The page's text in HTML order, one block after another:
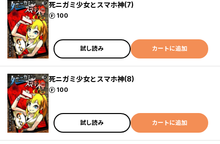
死ニガミ少女とスマホ神(7)
100
ポイント
試し読み カートに追加
死ニガミ少女とスマホ神(8)
100
ポイント
試し読み カートに追加